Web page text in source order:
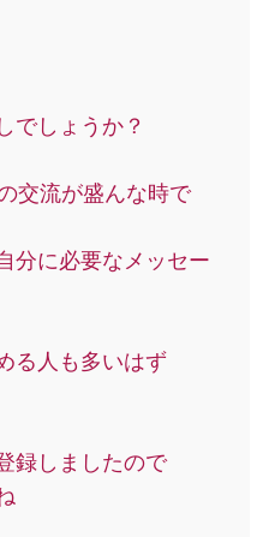
でしょうか？
交流が盛んな時で
分に必要なメッセー
る人も多いはず
録しましたので